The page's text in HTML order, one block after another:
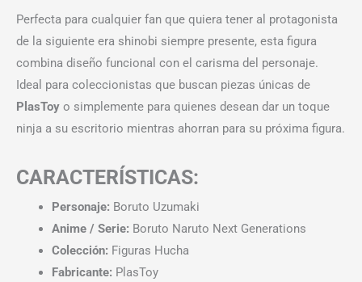
Perfecta para cualquier fan que quiera tener al protagonista
de la siguiente era shinobi siempre presente, esta figura
combina diseño funcional con el carisma del personaje.
Ideal para coleccionistas que buscan piezas únicas de
PlasToy o simplemente para quienes desean dar un toque
ninja a su escritorio mientras ahorran para su próxima figura.
CARACTERÍSTICAS:
Personaje: Boruto Uzumaki
Anime / Serie: Boruto Naruto Next Generations
Colección: Figuras Hucha
Fabricante: PlasToy